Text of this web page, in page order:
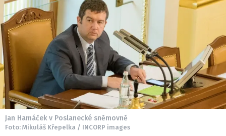
Jan Hamáček v Poslanecké sněmovně
Foto: Mikuláš Křepelka / INCORP images